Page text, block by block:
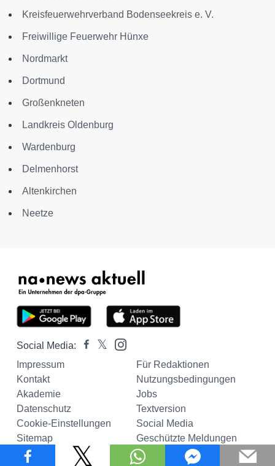
Kreisfeuerwehrverband Bodenseekreis e. V.
Freiwillige Feuerwehr Hünxe
Nordmarkt
Dortmund
Großenkneten
Landkreis Oldenburg
Wardenburg
Delmenhorst
Altenkirchen
Neetze
Social Media:
Impressum
Für Redaktionen
Kontakt
Nutzungsbedingungen
Akademie
Jobs
Datenschutz
Textversion
Cookie-Einstellungen
Social Media
Sitemap
Geschützte Meldungen